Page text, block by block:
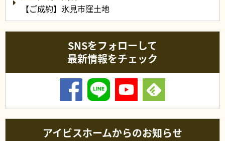
【ご成約】氷見市窪土地
SNSをフォローして
最新情報をチェック
アイビスホームからのお知らせ